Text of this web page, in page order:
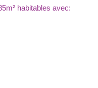
habitables avec: